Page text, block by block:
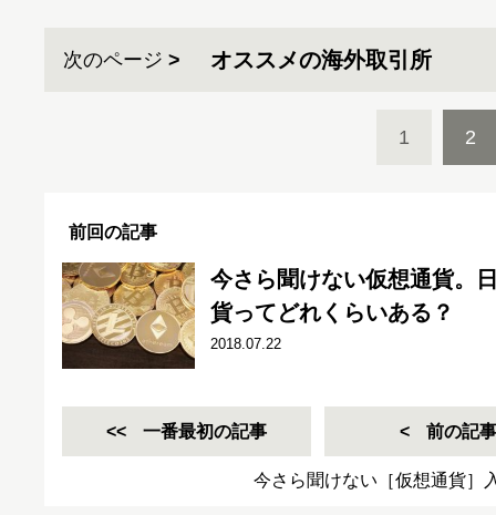
次のページ オススメの海外取引所
1 2
前回の記事
今さら聞けない仮想通貨。
貨ってどれくらいある？
2018.07.22
一番最初の記事 前の記事
今さら聞けない［仮想通貨］